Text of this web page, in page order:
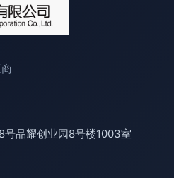
号品耀创业园8号楼1003室